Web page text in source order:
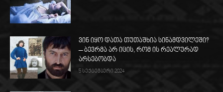
ვინ იყო დათა თუთაშხია სინამდვილეში?
– ბევრმა არ იცის, რომ ის რეალურად
არსებობდა
5 სექტემბერი 2024